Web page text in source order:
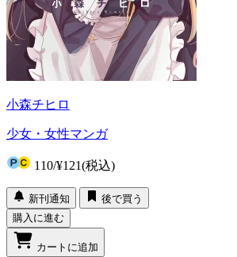
小森チヒロ
少女・女性マンガ
110/¥121(税込)
新刊通知
後で買う
購入に進む
カートに追加